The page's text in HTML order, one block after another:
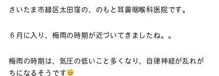
さいたま市緑区太田窪の、のもと耳鼻咽喉科医院です。
６月に入り、梅雨の時期が近づいてきましたね。。
梅雨の時期は、気圧の低いこと多くなり、自律神経が乱れが
ちになるそうです